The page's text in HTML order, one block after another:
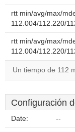
rtt min/avg/max/
112.004/112.220/
rtt min/avg/max/
112.004/112.220/
Un tiempo de 112
Configuración
Date: --